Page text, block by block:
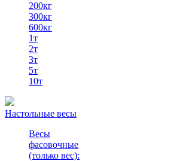
200кг
300кг
600кг
1т
2т
3т
5т
10т
Настольные весы
Весы
фасовочные
(только вес):